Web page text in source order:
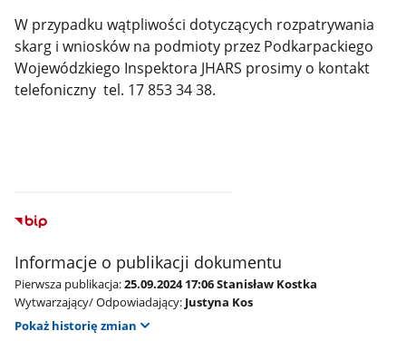
W przypadku wątpliwości dotyczących rozpatrywania
skarg i wniosków na podmioty przez Podkarpackiego
Wojewódzkiego Inspektora JHARS prosimy o kontakt
telefoniczny tel. 17 853 34 38.
Informacje o publikacji dokumentu
Pierwsza publikacja:25.09.2024 17:06 Stanisław Kostka
Wytwarzający/ Odpowiadający: Justyna Kos
Pokaż historię zmian